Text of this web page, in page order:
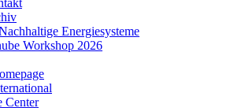
Energiesysteme
Workshop 2026
Center